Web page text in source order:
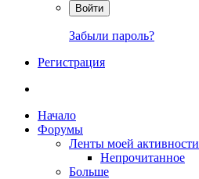
Войти
Забыли пароль?
Регистрация
Начало
Форумы
Ленты моей активности
Непрочитанное
Больше